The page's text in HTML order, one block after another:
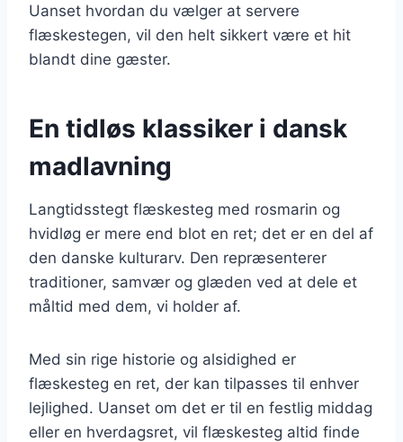
Uanset hvordan du vælger at servere
flæskestegen, vil den helt sikkert være et hit
blandt dine gæster.
En tidløs klassiker i dansk
madlavning
Langtidsstegt flæskesteg med rosmarin og
hvidløg er mere end blot en ret; det er en del af
den danske kulturarv. Den repræsenterer
traditioner, samvær og glæden ved at dele et
måltid med dem, vi holder af.
Med sin rige historie og alsidighed er
flæskesteg en ret, der kan tilpasses til enhver
lejlighed. Uanset om det er til en festlig middag
eller en hverdagsret, vil flæskesteg altid finde